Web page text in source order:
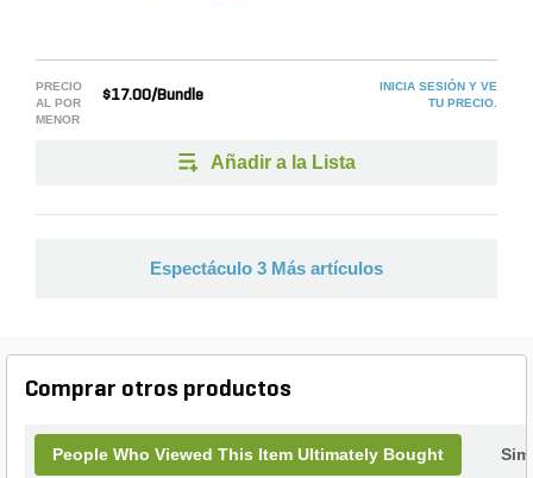
PRECIO
AL POR
MENOR
$17.00/Bundle
INICIA SESIÓN Y VE
TU PRECIO.
Añadir a la Lista
Espectáculo 3 Más artículos
Comprar otros productos
People Who Viewed This Item Ultimately Bought